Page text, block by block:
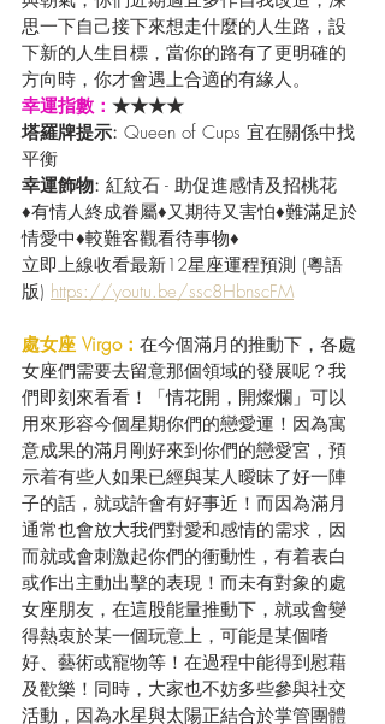
思一下自己接下來想走什麼的人生路，設
下新的人生目標，當你的路有了更明確的
方向時，你才會遇上合適的有緣人。
幸運指數： ★★★★
塔羅牌提示: Queen of Cups 宜在關係中找
平衡
幸運飾物: 紅紋石 - 助促進感情及招桃花
♦有情人終成眷屬♦又期待又害怕♦難滿足於
情愛中♦較難客觀看待事物♦
立即上線收看最新12星座運程預測 (粵語
版) https://youtu.be/ssc8HbnscFM
處女座 Virgo： 在今個滿月的推動下，各處
女座們需要去留意那個領域的發展呢？我
們即刻來看看！「情花開，開燦爛」可以
用來形容今個星期你們的戀愛運！因為寓
意成果的滿月剛好來到你們的戀愛宮，預
示着有些人如果已經與某人曖昧了好一陣
子的話，就或許會有好事近！而因為滿月
通常也會放大我們對愛和感情的需求，因
而就或會刺激起你們的衝動性，有着表白
或作出主動出擊的表現！而未有對象的處
女座朋友，在這股能量推動下，就或會變
得熱衷於某一個玩意上，可能是某個嗜
好、藝術或寵物等！在過程中能得到慰藉
及歡樂！同時，大家也不妨多些參與社交
活動，因為水星與太陽正結合於掌管團體